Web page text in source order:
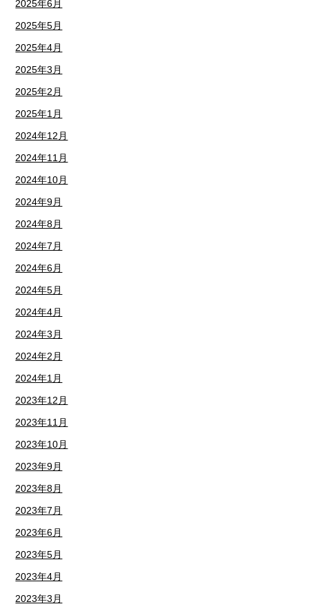
2025年6月
2025年5月
2025年4月
2025年3月
2025年2月
2025年1月
2024年12月
2024年11月
2024年10月
2024年9月
2024年8月
2024年7月
2024年6月
2024年5月
2024年4月
2024年3月
2024年2月
2024年1月
2023年12月
2023年11月
2023年10月
2023年9月
2023年8月
2023年7月
2023年6月
2023年5月
2023年4月
2023年3月